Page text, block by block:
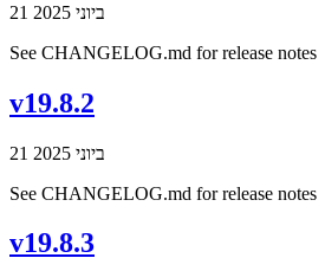
21 ביוני 2025
See CHANGELOG.md for release notes
v19.8.2
21 ביוני 2025
See CHANGELOG.md for release notes
v19.8.3